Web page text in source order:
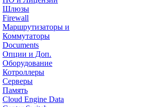
Шлюзы
Firewall
Маршрутизаторы и
Коммутаторы
Documents
Опции и Доп.
Оборудование
Котроллеры
Серверы
Память
Cloud Engine Data